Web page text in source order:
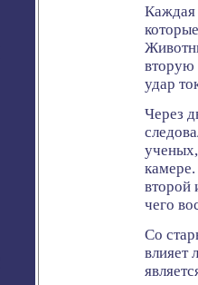
Каждая
вторую
удар
Через
второй
чего
Со
влияет